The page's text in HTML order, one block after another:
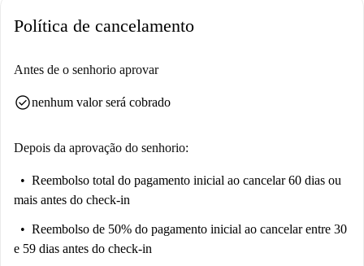
Política de cancelamento
Antes de o senhorio aprovar
check_circlenenhum valor será cobrado
Depois da aprovação do senhorio:
Reembolso total do pagamento inicial ao cancelar 60 dias ou
mais antes do check-in
Reembolso de 50% do pagamento inicial ao cancelar entre 30
e 59 dias antes do check-in